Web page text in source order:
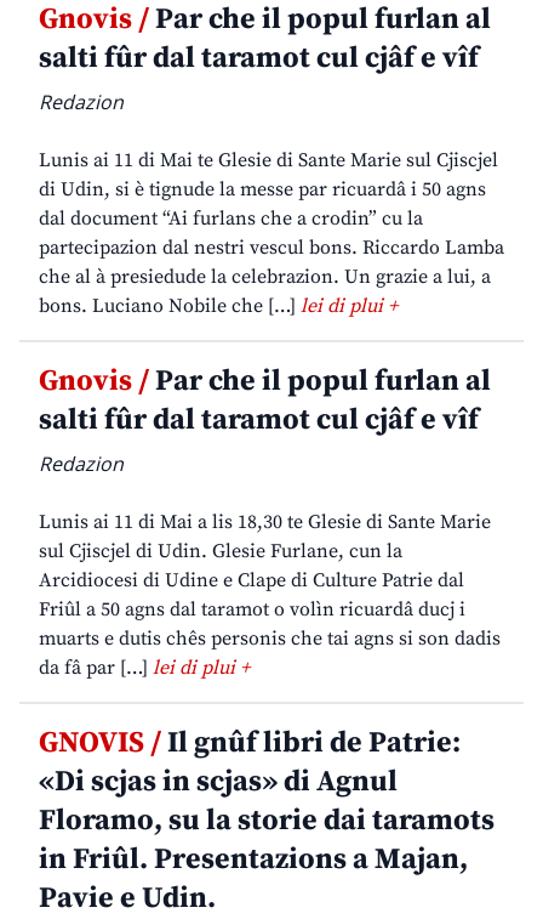
Gnovis /Par che il popul furlan al
salti fûr dal taramot cul cjâf e vîf
Redazion
Lunis ai 11 di Mai te Glesie di Sante Marie sul Cjiscjel
di Udin, si è tignude la messe par ricuardâ i 50 agns
dal document “Ai furlans che a crodin” cu la
partecipazion dal nestri vescul bons. Riccardo Lamba
che al à presiedude la celebrazion. Un grazie a lui, a
bons. Luciano Nobile che […] lei di plui +
Gnovis /Par che il popul furlan al
salti fûr dal taramot cul cjâf e vîf
Redazion
Lunis ai 11 di Mai a lis 18,30 te Glesie di Sante Marie
sul Cjiscjel di Udin. Glesie Furlane, cun la
Arcidiocesi di Udine e Clape di Culture Patrie dal
Friûl a 50 agns dal taramot o volìn ricuardâ ducj i
muarts e dutis chês personis che tai agns si son dadis
da fâ par […] lei di plui +
GNOVIS /Il gnûf libri de Patrie:
«Di scjas in scjas» di Agnul
Floramo, su la storie dai taramots
in Friûl. Presentazions a Majan,
Pavie e Udin.